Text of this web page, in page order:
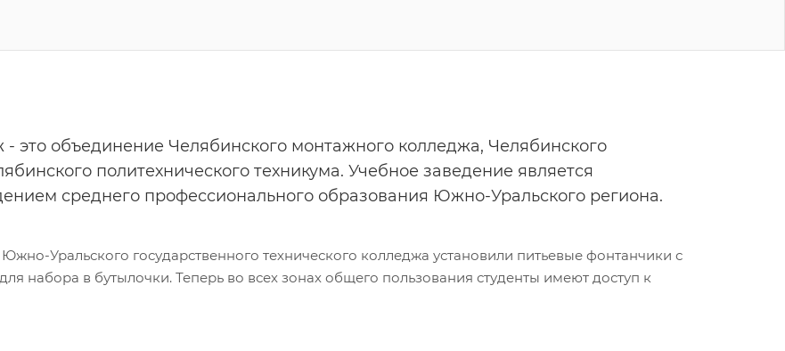
это объединение Челябинского монтажного колледжа, Челябинского
политехнического техникума. Учебное заведение является
среднего профессионального образования Южно-Уральского региона.
Уральского государственного технического колледжа установили питьевые фонтанчики с
набора в бутылочки. Теперь во всех зонах общего пользования студенты имеют доступ к